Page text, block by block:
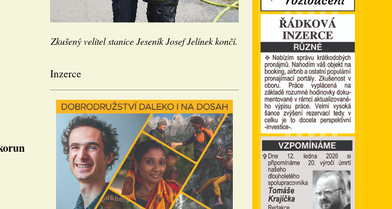
Zkušený velitel stanice Jeseník Josef Jelínek končí.
Inzerce